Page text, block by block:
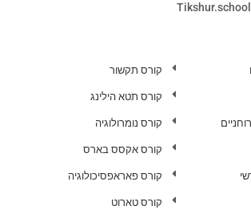
קורס תקשור
קורס תטא הילינג
קורס נומרולוגיה
קורס אקסס בארס
קורס פאראפסיכולוגיה
קורס טארוט